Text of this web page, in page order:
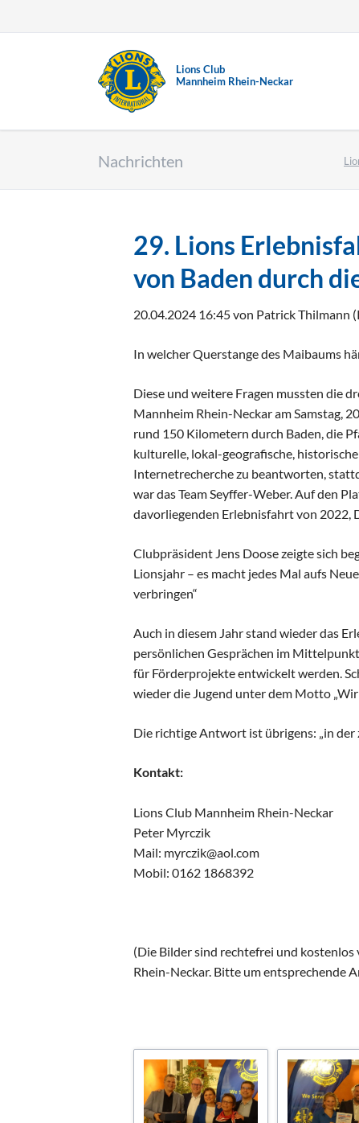
Lions Club
Mannheim Rhein-Neckar
Nachrichten
29. Lions
von Baden durch
20.04.2024 16:45von Patrick Thilmann
In welcher Querstange des Maibaums
Diese und weitere Fragen mussten die
Mannheim Rhein-Neckar am Samstag,
rund 150 Kilometern durch Baden, die
kulturelle, lokal-geografische,
Internetrecherche zu beantworten,
war das Team Seyffer-Weber. Auf den
davorliegenden Erlebnisfahrt von 2022,
Clubpräsident Jens Doose zeigte sich
Lionsjahr – es macht jedes Mal aufs
verbringen“
Auch in diesem Jahr stand wieder das
persönlichen Gesprächen im
für Förderprojekte entwickelt werden.
wieder die Jugend unter dem Motto
Die richtige Antwort ist übrigens: „in der
Kontakt:
Lions Club Mannheim Rhein-Neckar
Peter Myrczik
Mail: myrczik@aol.com
Mobil: 0162 1868392
(Die Bilder sind rechtefrei und
Rhein-Neckar. Bitte um entsprechende